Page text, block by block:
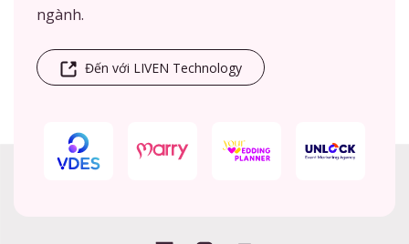
ngành.
Đến với LIVEN Technology